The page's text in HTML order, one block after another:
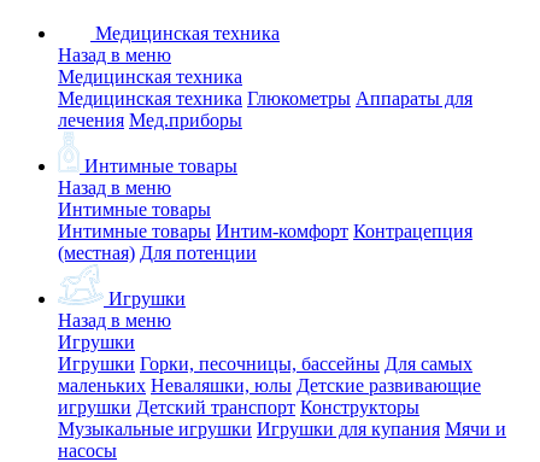
Медицинская техника
Назад в меню
Медицинская техника
Медицинская техника Глюкометры Аппараты для
лечения Мед.приборы
Интимные товары
Назад в меню
Интимные товары
Интимные товары Интим-комфорт Контрацепция
(местная) Для потенции
Игрушки
Назад в меню
Игрушки
Игрушки Горки, песочницы, бассейны Для самых
маленьких Неваляшки, юлы Детские развивающие
игрушки Детский транспорт Конструкторы
Музыкальные игрушки Игрушки для купания Мячи и
насосы